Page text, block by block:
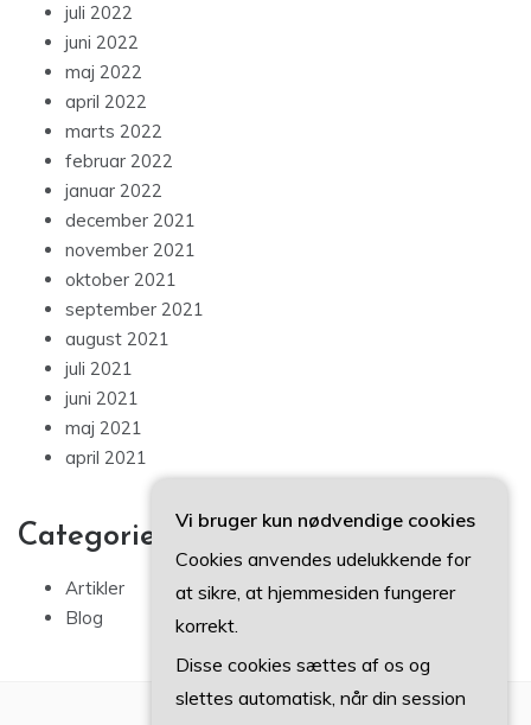
juli 2022
juni 2022
maj 2022
april 2022
marts 2022
februar 2022
januar 2022
december 2021
november 2021
oktober 2021
september 2021
august 2021
juli 2021
juni 2021
maj 2021
april 2021
Categories
Artikler
Blog
Vi bruger kun nødvendige cookies
Cookies anvendes udelukkende for
at sikre, at hjemmesiden fungerer
korrekt.
Disse cookies sættes af os og
slettes automatisk, når din session